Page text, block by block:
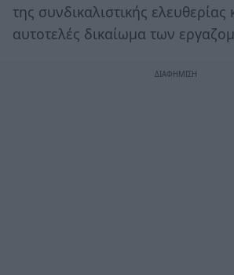
της συνδικαλιστικής ελευθερίας
αυτοτελές δικαίωμα των